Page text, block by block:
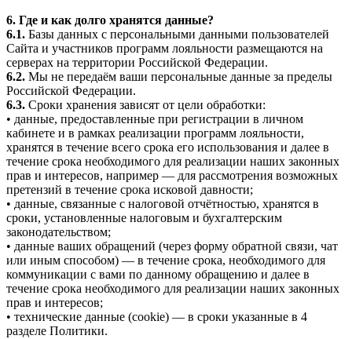
6. Где и как долго хранятся данные?
6.1. Базы данных с персональными данными пользователей
Сайта и участников программ лояльности размещаются на
серверах на территории Российской Федерации.
6.2. Мы не передаём ваши персональные данные за пределы
Российской Федерации.
6.3. Сроки хранения зависят от цели обработки:
• данные, предоставленные при регистрации в личном
кабинете и в рамках реализации программ лояльности,
хранятся в течение всего срока его использования и далее в
течение срока необходимого для реализации наших законных
прав и интересов, например — для рассмотрения возможных
претензий в течение срока исковой давности;
• данные, связанные с налоговой отчётностью, хранятся в
сроки, установленные налоговым и бухгалтерским
законодательством;
• данные ваших обращений (через форму обратной связи, чат
или иным способом) — в течение срока, необходимого для
коммуникации с вами по данному обращению и далее в
течение срока необходимого для реализации наших законных
прав и интересов;
• технические данные (cookie) — в сроки указанные в 4
разделе Политики.